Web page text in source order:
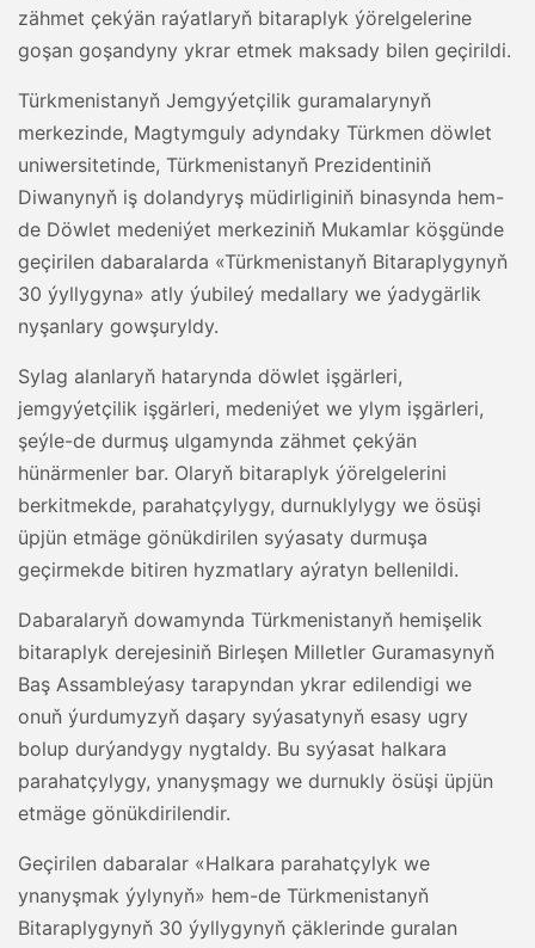
zähmet çekýän raýatlaryň bitaraplyk ýörelgelerine
goşan goşandyny ykrar etmek maksady bilen geçirildi.
Türkmenistanyň Jemgyýetçilik guramalarynyň
merkezinde, Magtymguly adyndaky Türkmen döwlet
uniwersitetinde, Türkmenistanyň Prezidentiniň
Diwanynyň iş dolandyryş müdirliginiň binasynda hem-
de Döwlet medeniýet merkeziniň Mukamlar köşgünde
geçirilen dabaralarda «Türkmenistanyň Bitaraplygynyň
30 ýyllygyna» atly ýubileý medallary we ýadygärlik
nyşanlary gowşuryldy.
Sylag alanlaryň hatarynda döwlet işgärleri,
jemgyýetçilik işgärleri, medeniýet we ylym işgärleri,
şeýle-de durmuş ulgamynda zähmet çekýän
hünärmenler bar. Olaryň bitaraplyk ýörelgelerini
berkitmekde, parahatçylygy, durnuklylygy we ösüşi
üpjün etmäge gönükdirilen syýasaty durmuşa
geçirmekde bitiren hyzmatlary aýratyn bellenildi.
Dabaralaryň dowamynda Türkmenistanyň hemişelik
bitaraplyk derejesiniň Birleşen Milletler Guramasynyň
Baş Assambleýasy tarapyndan ykrar edilendigi we
onuň ýurdumyzyň daşary syýasatynyň esasy ugry
bolup durýandygy nygtaldy. Bu syýasat halkara
parahatçylygy, ynanyşmagy we durnukly ösüşi üpjün
etmäge gönükdirilendir.
Geçirilen dabaralar «Halkara parahatçylyk we
ynanyşmak ýylynyň» hem-de Türkmenistanyň
Bitaraplygynyň 30 ýyllygynyň çäklerinde guralan